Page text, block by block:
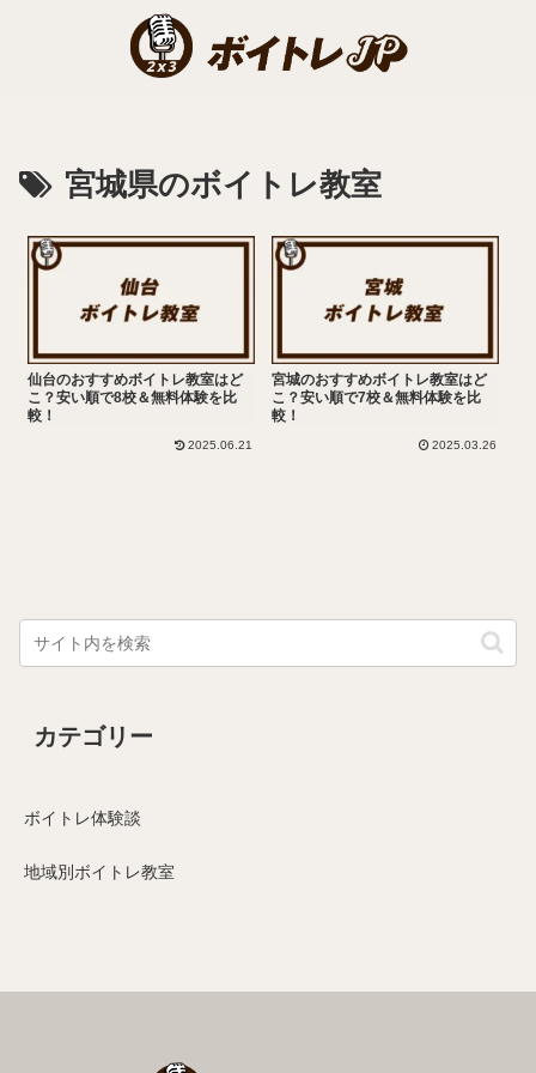
宮城県のボイトレ教室
仙台のおすすめボイトレ教室はど
こ？安い順で8校＆無料体験を比
較！
2025.06.21
宮城のおすすめボイトレ教室はど
こ？安い順で7校＆無料体験を比
較！
2025.03.26
カテゴリー
ボイトレ体験談
地域別ボイトレ教室